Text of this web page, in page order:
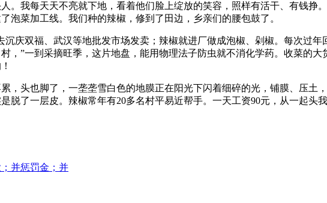
我每天天不亮就下地，看着他们脸上绽放的笑容，照样有活干、有钱挣
泡菜加工线。我们种的辣椒，修到了田边，乡亲们的腰包鼓了。
双福、武汉等地批发市场发卖；辣椒就进厂做成泡椒、剁椒。每次过年
，”一到采摘旺季，这片地盘，能用物理法子防虫就不消化学药。收菜的
也脚了，一垄垄雪白色的地膜正在阳光下闪着细碎的光，铺膜、压土，
脱了一层皮。辣椒常年有20多名村平易近帮手。一天工资90元，从一起头
并惩罚金；并